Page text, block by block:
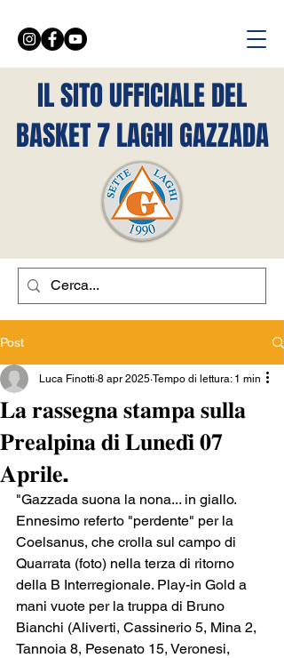
IL SITO UFFICIALE DEL
BASKET 7 LAGHI GAZZADA
Post
𝐋𝐚 𝐫𝐚𝐬𝐬𝐞𝐠𝐧𝐚 𝐬𝐭𝐚𝐦𝐩𝐚 𝐬𝐮𝐥𝐥𝐚
𝐏𝐫𝐞𝐚𝐥𝐩𝐢𝐧𝐚 𝐝𝐢 𝐋𝐮𝐧𝐞𝐝𝐢̀ 𝟎𝟕
𝐀𝐩𝐫𝐢𝐥𝐞.
Luca Finotti 8 apr 2025 Tempo di lettura: 1 min
"Gazzada suona la nona... in giallo.
Ennesimo referto "perdente" per la
Coelsanus, che crolla sul campo di
Quarrata (foto) nella terza di ritorno
della B Interregionale. Play-in Gold a
mani vuote per la truppa di Bruno
Bianchi (Aliverti, Cassinerio 5, Mina 2,
Tannoia 8, Pesenato 15, Veronesi,